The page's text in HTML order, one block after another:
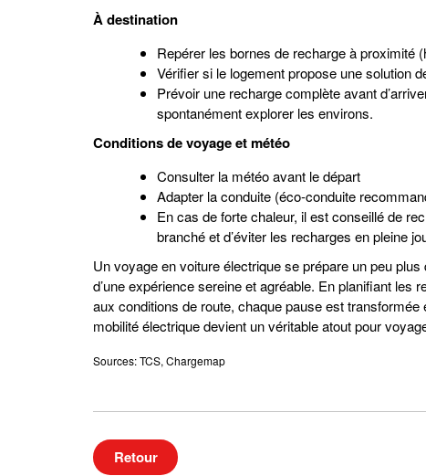
À destination
Repérer les bornes de recharge à proximité
Vérifier si le logement propose une solution
Prévoir une recharge complète avant
spontanément explorer les environs.
Conditions de voyage et météo
Consulter la météo avant le départ
Adapter la conduite (éco-conduite
En cas de forte chaleur, il est conseillé de
branché et d’éviter les recharges en pleine
Un voyage en voiture électrique se prépare un peu
d’une expérience sereine et agréable. En planifiant les
aux conditions de route, chaque pause est
mobilité électrique devient un véritable atout pour
Sources: TCS, Chargemap
Retour